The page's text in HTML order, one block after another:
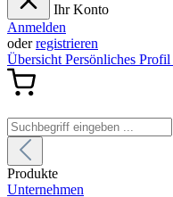
Ihr Konto
Anmelden
oderregistrieren
Übersicht Persönliches Profil
Produkte
Unternehmen